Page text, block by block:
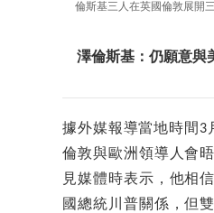
倫斯基三人在英國倫敦展開
澤倫斯基：仍願意與
據外媒報導當地時間3
倫敦與歐洲領導人會
見媒體時表示，他相
國總統川普關係，但